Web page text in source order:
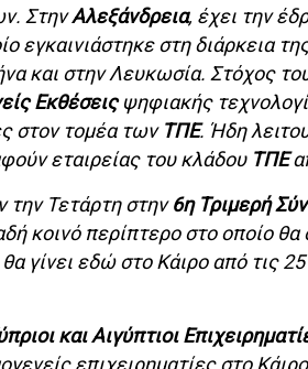
ΣτηνΑλεξάνδρεια, έχει την
εγκαινιάστηκε στη διάρκεια
και στην Λευκωσία. Στόχος του
Εκθέσειςψηφιακής
στον τομέα των ΤΠΕ. Ήδη
εταιρείας του κλάδου ΤΠΕ
Τετάρτη στην6η Τριμερή
κοινό περίπτερο στο οποίο θα
γίνει εδώ στο Κάιρο από τις
και Αιγύπτιοι
επιχειρηματίες στο